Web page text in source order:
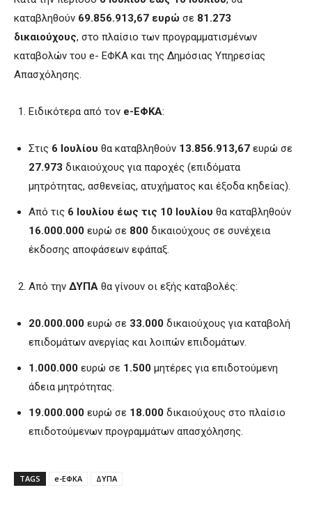
καταβληθούν 69.856.913,67 ευρώ σε 81.273
δικαιούχους, στο πλαίσιο των προγραμματισμένων
καταβολών του e- ΕΦΚΑ και της Δημόσιας Υπηρεσίας
Απασχόλησης.
Ειδικότερα από τον e-ΕΦΚΑ:
Στις 6 Ιουλίου θα καταβληθούν 13.856.913,67 ευρώ σε
27.973 δικαιούχους για παροχές (επιδόματα
μητρότητας, ασθενείας, ατυχήματος και έξοδα κηδείας).
Από τις 6 Ιουλίου έως τις 10 Ιουλίου θα καταβληθούν
16.000.000 ευρώ σε 800 δικαιούχους σε συνέχεια
έκδοσης αποφάσεων εφάπαξ.
Από την ΔΥΠΑ θα γίνουν οι εξής καταβολές:
20.000.000 ευρώ σε 33.000 δικαιούχους για καταβολή
επιδομάτων ανεργίας και λοιπών επιδομάτων.
1.000.000 ευρώ σε 1.500 μητέρες για επιδοτούμενη
άδεια μητρότητας.
19.000.000 ευρώ σε 18.000 δικαιούχους στο πλαίσιο
επιδοτούμενων προγραμμάτων απασχόλησης.
TAGS e-ΕΦΚΑ ΔΥΠΑ